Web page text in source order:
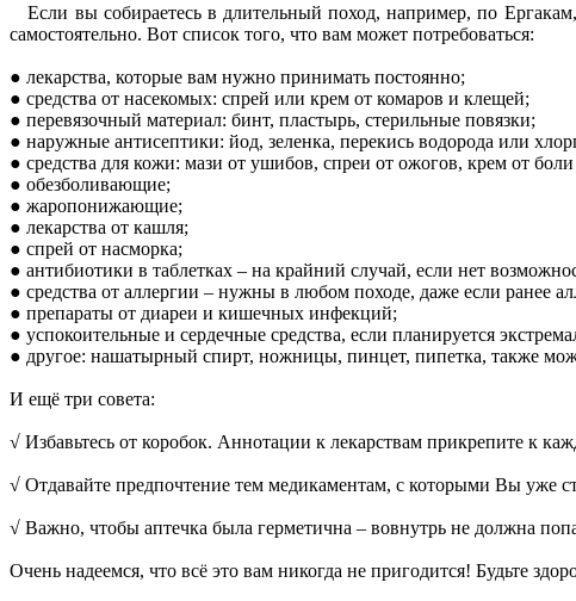
Если вы собираетесь в длительный поход, например, по
самостоятельно. Вот список того, что вам может потребоваться:
● лекарства, которые вам нужно принимать постоянно;
● средства от насекомых: спрей или крем от комаров и клещей;
● перевязочный материал: бинт, пластырь, стерильные повязки;
● наружные антисептики: йод, зеленка, перекись водорода или
● средства для кожи: мази от ушибов, спреи от ожогов, крем от боли
● обезболивающие;
● жаропонижающие;
● лекарства от кашля;
● спрей от насморка;
● антибиотики в таблетках – на крайний случай, если нет
● средства от аллергии – нужны в любом походе, даже если ранее
● препараты от диареи и кишечных инфекций;
● успокоительные и сердечные средства, если планируется
● другое: нашатырный спирт, ножницы, пинцет, пипетка, также
И ещё три совета:
√ Избавьтесь от коробок. Аннотации к лекарствам прикрепите к
√ Отдавайте предпочтение тем медикаментам, с которыми Вы уже
√ Важно, чтобы аптечка была герметична – вовнутрь не должна
Очень надеемся, что всё это вам никогда не пригодится! Будьте